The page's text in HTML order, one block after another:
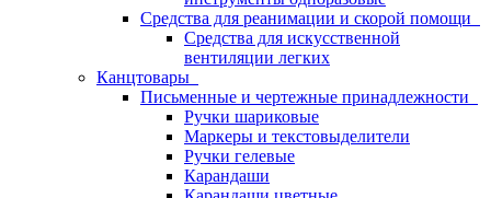
Средства для реанимации и скорой помощи
Средства для искусственной
вентиляции легких
Канцтовары
Письменные и чертежные принадлежности
Ручки шариковые
Маркеры и текстовыделители
Ручки гелевые
Карандаши